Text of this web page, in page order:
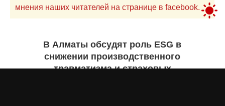
мнения наших читателей на странице в facebook.
В Алматы обсудят роль ESG в
снижении производственного
травматизма и страховых